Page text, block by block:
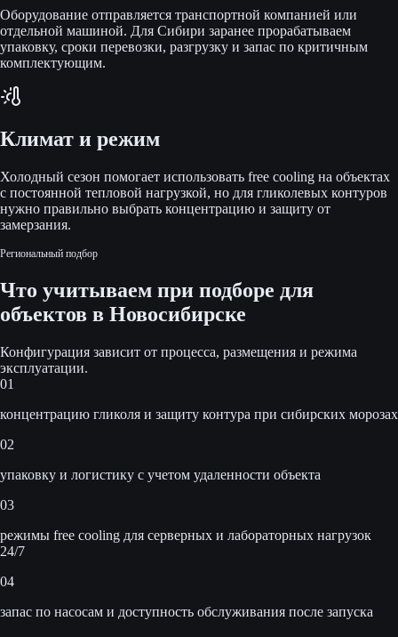
Оборудование отправляется транспортной компанией или
отдельной машиной. Для Сибири заранее прорабатываем
упаковку, сроки перевозки, разгрузку и запас по критичным
комплектующим.
Климат и режим
Холодный сезон помогает использовать free cooling на объектах
с постоянной тепловой нагрузкой, но для гликолевых контуров
нужно правильно выбрать концентрацию и защиту от
замерзания.
Региональный подбор
Что учитываем при подборе для
объектов в Новосибирске
Конфигурация зависит от процесса, размещения и режима
эксплуатации.
01
концентрацию гликоля и защиту контура при сибирских морозах
02
упаковку и логистику с учетом удаленности объекта
03
режимы free cooling для серверных и лабораторных нагрузок
24/7
04
запас по насосам и доступность обслуживания после запуска